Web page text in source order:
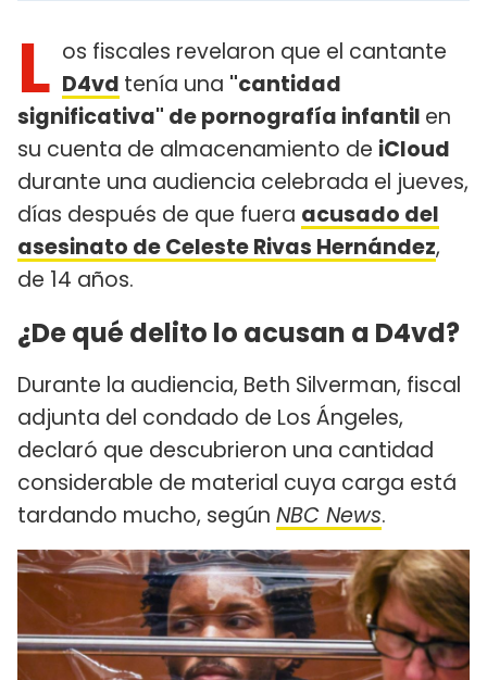
L os fiscales revelaron que el cantante
D4vd tenía una "cantidad
significativa" de pornografía infantil en
su cuenta de almacenamiento de iCloud
durante una audiencia celebrada el jueves,
días después de que fuera acusado del
asesinato de Celeste Rivas Hernández,
de 14 años.
¿De qué delito lo acusan a D4vd?
Durante la audiencia, Beth Silverman, fiscal
adjunta del condado de Los Ángeles,
declaró que descubrieron una cantidad
considerable de material cuya carga está
tardando mucho, según NBC News.